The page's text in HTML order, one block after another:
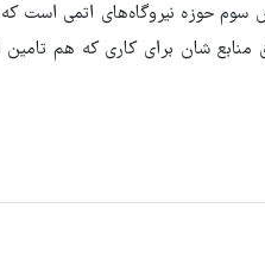
حوزه نیروگاه‌های اتمی است که
شان برای کاری که هم